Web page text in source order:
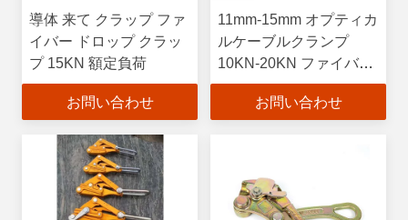
導体 来て クラップ ファ
イバー ドロップ クラッ
プ 15KN 額定負荷
お問い合わせ
11mm-15mm オプティカ
ルケーブルクランプ
10KN-20KN ファイバー
オプティカルケーブルク
ランプお問い合わせ